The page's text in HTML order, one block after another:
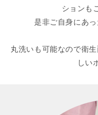
ションも
是非ご自身にあ
丸洗いも可能なので衛
しい